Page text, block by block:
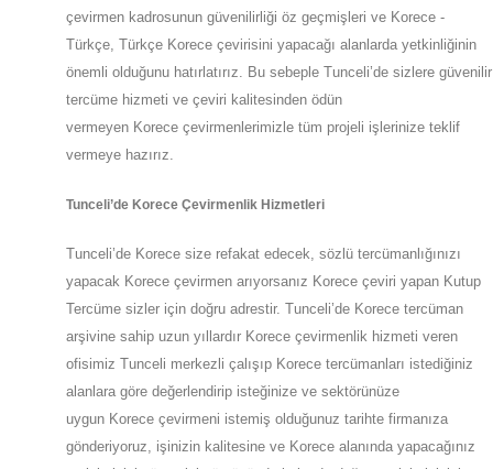
çevirmen kadrosunun güvenilirliği öz geçmişleri ve Korece -
Türkçe, Türkçe Korece çevirisini yapacağı alanlarda yetkinliğinin
önemli olduğunu hatırlatırız. Bu sebeple Tunceli’de sizlere güvenilir
tercüme hizmeti ve çeviri kalitesinden ödün
vermeyen Korece çevirmenlerimizle tüm projeli işlerinize teklif
vermeye hazırız.
Tunceli’de Korece Çevirmenlik Hizmetleri
Tunceli’de Korece size refakat edecek, sözlü tercümanlığınızı
yapacak Korece çevirmen arıyorsanız Korece çeviri yapan Kutup
Tercüme sizler için doğru adrestir. Tunceli’de Korece tercüman
arşivine sahip uzun yıllardır Korece çevirmenlik hizmeti veren
ofisimiz Tunceli merkezli çalışıp Korece tercümanları istediğiniz
alanlara göre değerlendirip isteğinize ve sektörünüze
uygun Korece çevirmeni istemiş olduğunuz tarihte firmanıza
gönderiyoruz, işinizin kalitesine ve Korece alanında yapacağınız